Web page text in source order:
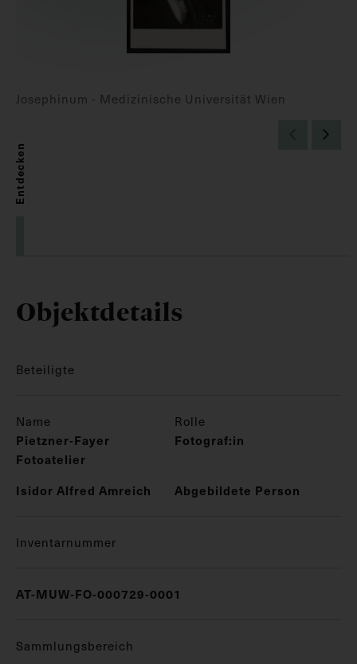
Josephinum - Medizinische Universität Wien
Entdecken
Objektdetails
Beteiligte
Name Rolle
Pietzner-Fayer
Fotoatelier
Fotograf:in
Isidor Alfred Amreich Abgebildete Person
Inventarnummer
AT-MUW-FO-000729-0001
Sammlungsbereich